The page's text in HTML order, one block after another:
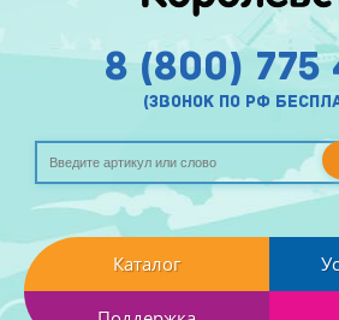
8 (800) 775
(звонок по рф
Каталог